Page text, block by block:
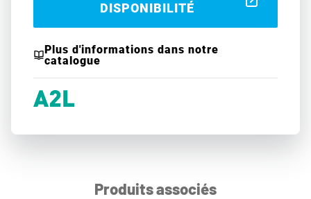
DISPONIBILITÉ
Plus d'informations dans notre
catalogue
Produits associés